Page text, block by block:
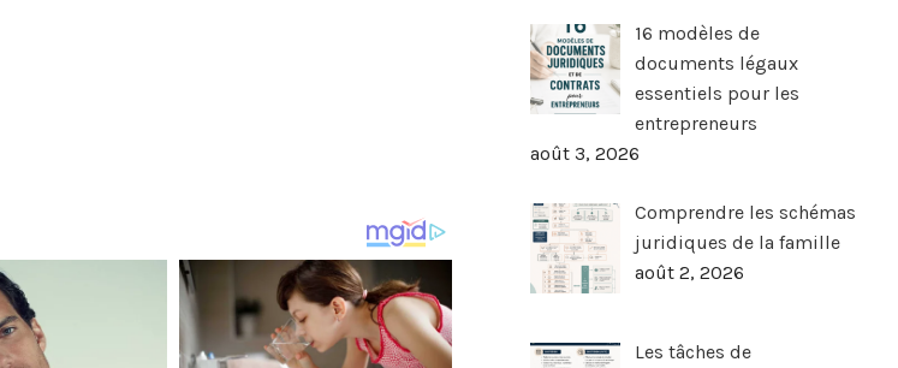
16 modèles de
documents légaux
essentiels pour les
entrepreneurs
août 3, 2026
Comprendre les schémas
juridiques de la famille
août 2, 2026
Les tâches de